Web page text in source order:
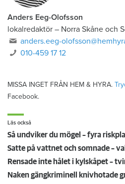
Anders Eeg-Olofsson
lokalredaktör – Norra Skåne och
anders.eeg-
010-459 17 12
MISSA INGET FRÅN HEM & HYRA.
Facebook.
Läs också